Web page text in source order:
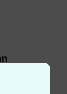
în limba
dintre